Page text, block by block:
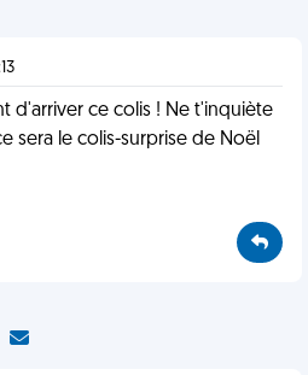
d'arriver ce colis ! Ne t'inquiète
sera le colis-surprise de Noël